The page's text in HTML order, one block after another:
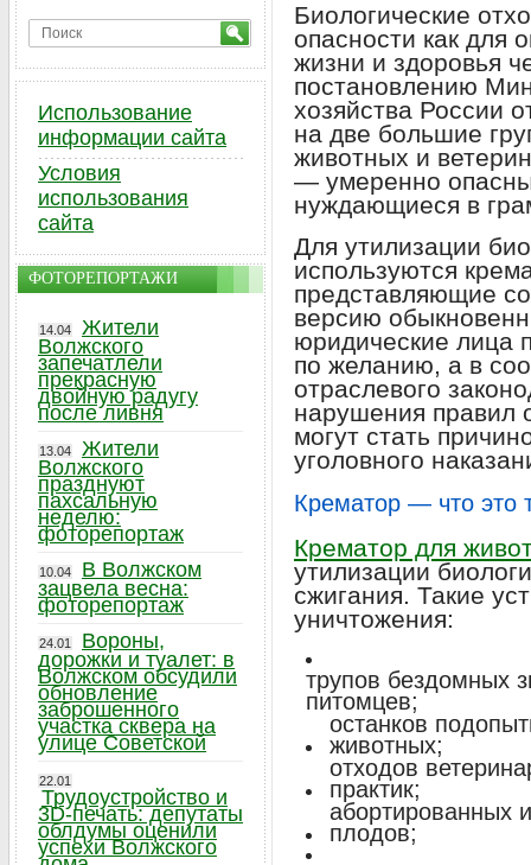
Биологические
опасности как для
жизни и здоровья
постановлению
хозяйства России
на две большие
животных и
— умеренно
нуждающиеся в
Для утилизации
используются
представляющие
версию
юридические лица
по желанию, а в
отраслевого
нарушения правил
могут стать
уголовного
Крематор — что это
Крематор для
утилизации
сжигания. Такие
уничтожения:
трупов бездомных
питомцев;
останков
животных;
отходов
практик;
абортированных
плодов;
Использование
информации сайта
Условия
использования
сайта
ФОТОРЕПОРТАЖИ
14.04
Жители
Волжского
запечатлели
прекрасную
двойную радугу
после ливня
13.04
Жители
Волжского
празднуют
пахсальную
неделю:
фоторепортаж
10.04
В Волжском
зацвела весна:
фоторепортаж
24.01
Вороны,
дорожки и туалет: в
Волжском обсудили
обновление
заброшенного
участка сквера на
улице Советской
22.01
Трудоустройство и
3D-печать: депутаты
облдумы оценили
успехи Волжского